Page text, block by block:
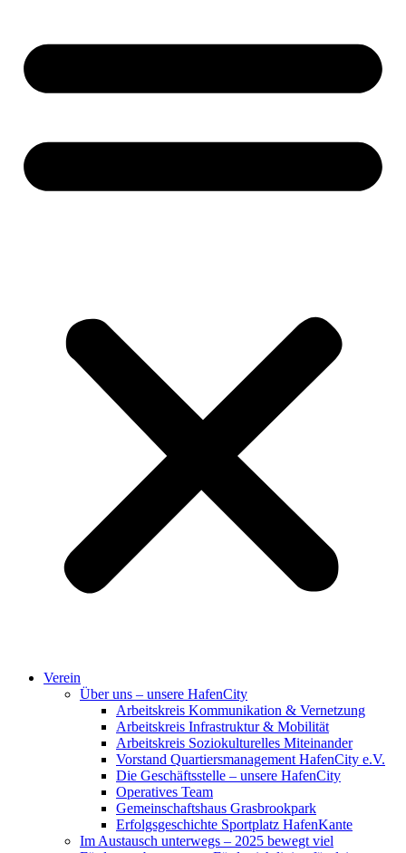
Verein
Über uns – unsere HafenCity
Arbeitskreis Kommunikation & Vernetzung
Arbeitskreis Infrastruktur & Mobilität
Arbeitskreis Soziokulturelles Miteinander
Vorstand Quartiersmanagement HafenCity e.V.
Die Geschäftsstelle – unsere HafenCity
Operatives Team
Gemeinschaftshaus Grasbrookpark
Erfolgsgeschichte Sportplatz HafenKante
Im Austausch unterwegs – 2025 bewegt viel